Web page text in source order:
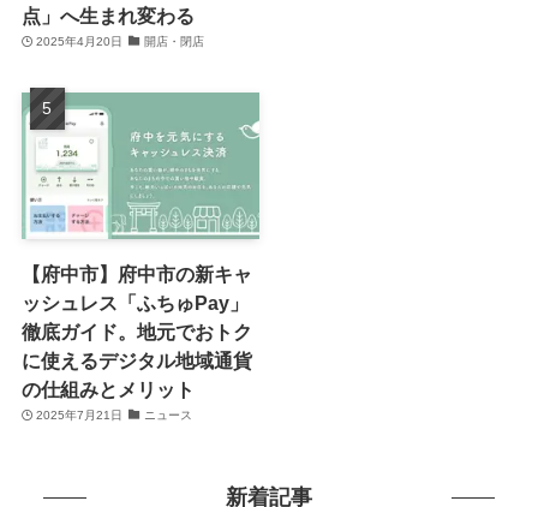
点」へ生まれ変わる
2025年4月20日 開店・閉店
【府中市】府中市の新キャ
ッシュレス「ふちゅPay」
徹底ガイド。地元でおトク
に使えるデジタル地域通貨
の仕組みとメリット
2025年7月21日 ニュース
新着記事